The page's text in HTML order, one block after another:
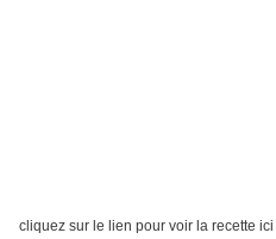
cliquez sur le lien pour voir la recette ici